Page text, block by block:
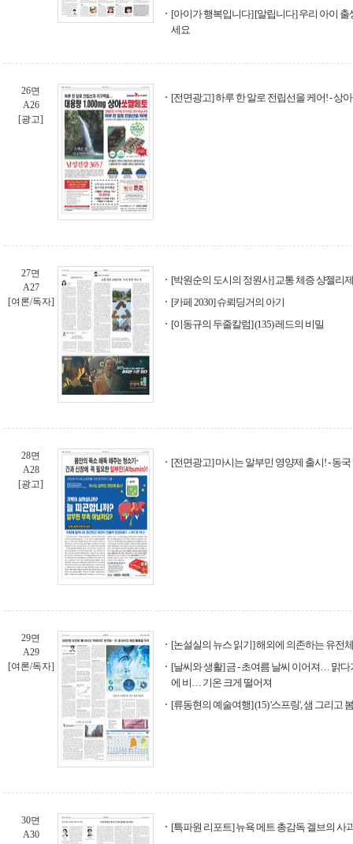
[아이가 행복입니다] [알립니다] 우리 아이
세요
26면
A26
[광고]
[전면광고] 하루 한 알로 전립선을 케어! - 상
27면
A27
[여론/독자]
[박원순의 도시의 정원사] 교통 체증 샹젤리
[카페 2030] 슈뢰딩거의 아기
[이동규의 두줄칼럼] (135) 레드의 비밀
28면
A28
[광고]
[전면광고] 마시는 알부민 영양제 출시! - 동
29면
A29
[여론/독자]
[논설실의 뉴스 읽기] 해외에 의존하는 유전
[날씨와 생활] 금 - 초여름 날씨 이어져… 맑다
에 비… 기온 크게 떨어져
[류동현의 예술여행] (15) '스프링', 샘 그리고 봄
30면
A30
[특파원 리포트] 뉴욕 메트 총감독 겔브의 사